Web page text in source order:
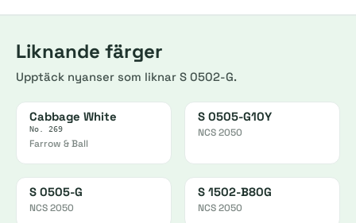
Liknande färger
Upptäck nyanser som liknar S 0502-G.
Cabbage White
No. 269
Farrow & Ball
S 0505-G10Y
NCS 2050
S 0505-G
NCS 2050
S 1502-B80G
NCS 2050